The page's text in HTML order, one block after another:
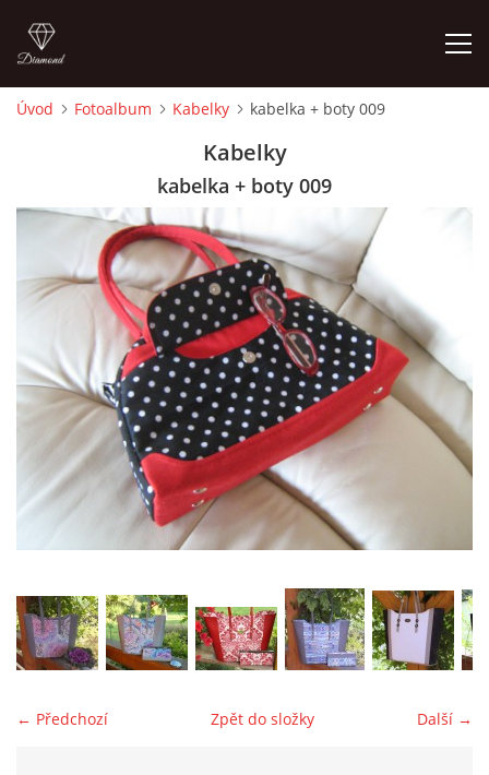
CEDULKY
MOJE POSLEDNÍ PRÁCE
jk-laguna@seznam.cz
© 2025 eStránky.cz
Úvod Fotoalbum Kabelky kabelka + boty 009
Kabelky
kabelka + boty 009
← Předchozí Další →
Zpět do složky